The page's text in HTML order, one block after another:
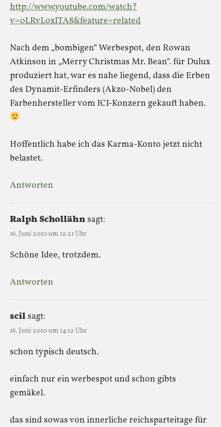
http://www.youtube.com/watch?
v=0LRvLoxITA8&feature=related
Nach dem „bombigen“ Werbespot, den Rowan
Atkinson in „Merry Christmas Mr. Bean“. für Dulux
produziert hat, war es nahe liegend, dass die Erben
des Dynamit-Erfinders (Akzo-Nobel) den
Farbenhersteller vom ICI-Konzern gekauft haben.
Hoffentlich habe ich das Karma-Konto jetzt nicht
belastet.
Antworten
Ralph Schollähnsagt:
16. Juni 2010 um 12:21 Uhr
Schöne Idee, trotzdem.
Antworten
scilsagt:
16. Juni 2010 um 14:12 Uhr
schon typisch deutsch.
einfach nur ein werbespot und schon gibts
gemäkel.
das sind sowas von innerliche reichsparteitage für